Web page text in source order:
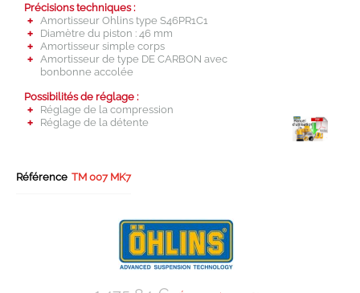
Précisions techniques :
Amortisseur Ohlins type S46PR1C1
Diamètre du piston : 46 mm
Amortisseur simple corps
Amortisseur de type DE CARBON avec
bonbonne accolée
Possibilités de réglage :
Réglage de la compression
Réglage de la détente
Référence TM 007 MK7